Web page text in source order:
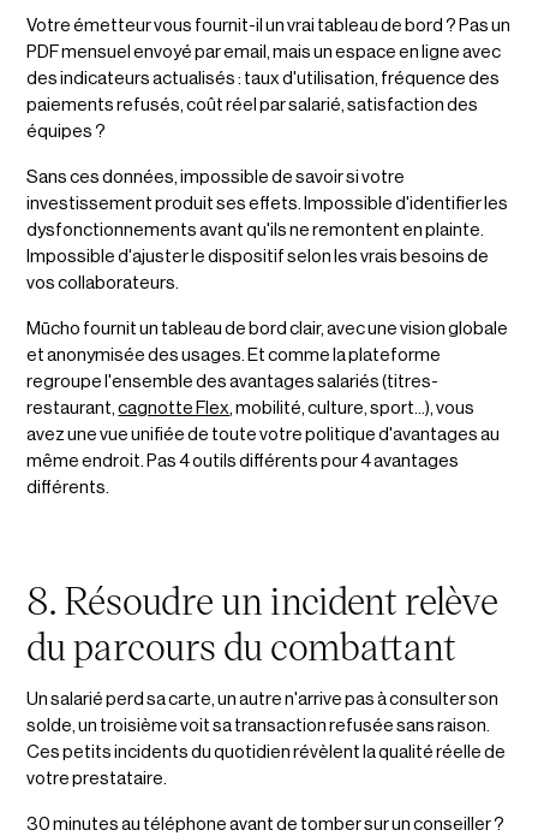
Votre émetteur vous fournit-il un vrai tableau de bord ? Pas un
PDF mensuel envoyé par email, mais un espace en ligne avec
des indicateurs actualisés : taux d'utilisation, fréquence des
paiements refusés, coût réel par salarié, satisfaction des
équipes ?
Sans ces données, impossible de savoir si votre
investissement produit ses effets. Impossible d'identifier les
dysfonctionnements avant qu'ils ne remontent en plainte.
Impossible d'ajuster le dispositif selon les vrais besoins de
vos collaborateurs.
Mūcho fournit un tableau de bord clair, avec une vision globale
et anonymisée des usages. Et comme la plateforme
regroupe l'ensemble des avantages salariés (titres-
restaurant,cagnotte Flex, mobilité, culture, sport...), vous
avez une vue unifiée de toute votre politique d'avantages au
même endroit. Pas 4 outils différents pour 4 avantages
différents.
8. Résoudre un incident relève
du parcours du combattant
Un salarié perd sa carte, un autre n'arrive pas à consulter son
solde, un troisième voit sa transaction refusée sans raison.
Ces petits incidents du quotidien révèlent la qualité réelle de
votre prestataire.
30 minutes au téléphone avant de tomber sur un conseiller ?